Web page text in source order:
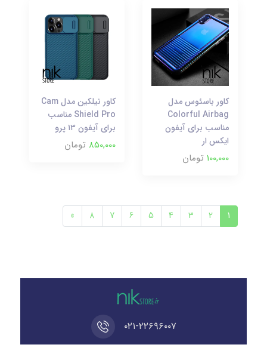
کاور باسئوس مدل
Colorful Airbag
مناسب برای آیفون
ایکس ار
100,000 تومان
کاور نیلکین مدل Cam
Shield Pro مناسب
برای آیفون ۱۳ پرو
850,000 تومان
1
2
3
4
5
6
7
8
»
۰۲۱-۲۲۶۹۶۰۰۷